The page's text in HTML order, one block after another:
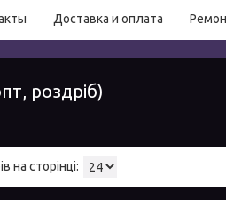
Доставка и оплата
роздріб)